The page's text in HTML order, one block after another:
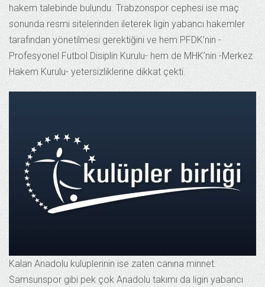
hakem talebinde bulundu. Trabzonspor cephesi ise maç
sonunda resmi sitelerinden ileterek ligin yabancı hakemler
tarafından yönetilmesi gerektiğini ve hem PFDK’nin -
Profesyonel Futbol Disiplin Kurulu- hem de MHK’nin -Merkez
Hakem Kurulu- yetersizliklerine dikkat çekti.
Kalan Anadolu kulüplerinin ise zaten canına minnet.
Samsunspor gibi pek çok Anadolu takımı da ligin yabancı